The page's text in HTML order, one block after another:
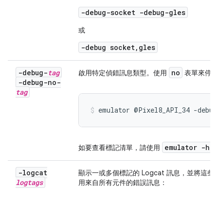
-debug-socket -debug-gles
或
-debug socket,gles
-debug-tag
-debug-no-
tag
啟用特定偵錯訊息類型。使用 no 表單來停
emulator @Pixel8_API_34 -
如要查看標記清單，請使用 emulator -
-logcat
logtags
顯示一或多個標記的 Logcat 訊息，並將這些
用來自所有元件的錯誤訊息：